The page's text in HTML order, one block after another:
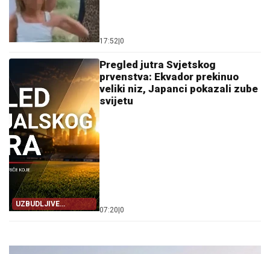
17:52 0
UZBUDLJIVE
UTAKMICE
Pregled jutra Svjetskog
prvenstva: Ekvador prekinuo
veliki niz, Japanci pokazali zube
svijetu
07:20 0